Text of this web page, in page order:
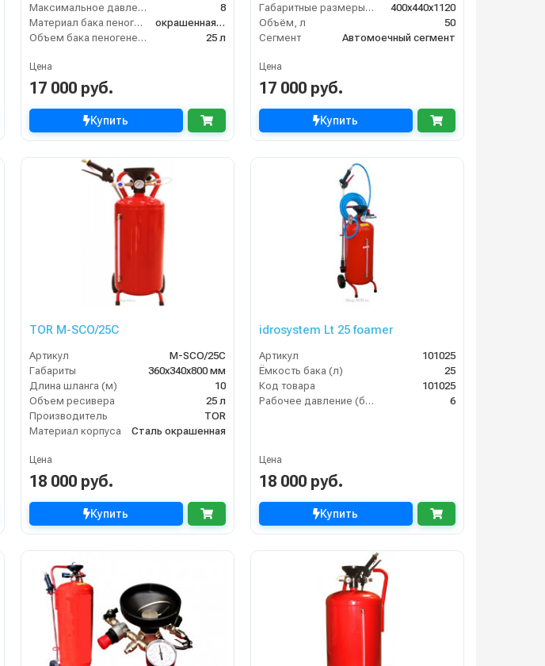
Максимальное давление (бар)
8
Материал бака пеногенератора
окрашенная сталь
Объем бака пеногенератора
25 л
Цена
17 000 руб.
Купить
Габаритные размеры, мм
400x440x1120
Объём, л
50
Сегмент
Автомоечный сегмент
Цена
17 000 руб.
Купить
TOR M-SCO/25C
Артикул
M-SCO/25C
Габариты
360х340х800 мм
Длина шланга (м)
10
Объем ресивера
25 л
Производитель
TOR
Материал корпуса
Сталь окрашенная
Цена
18 000 руб.
Купить
idrosystem Lt 25 foamer
Артикул
101025
Ёмкость бака (л)
25
Код товара
101025
Рабочее давление (бар)
6
Цена
18 000 руб.
Купить